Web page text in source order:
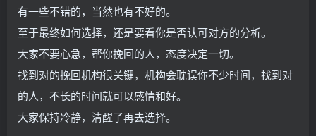
有一些不错的，当然也有不好的。
至于最终如何选择，还是要看你是否认可对方的分析。
大家不要心急，帮你挽回的人，态度决定一切。
找到对的挽回机构很关键，机构会耽误你不少时间，找到对
的人，不长的时间就可以感情和好。
大家保持冷静，清醒了再去选择。